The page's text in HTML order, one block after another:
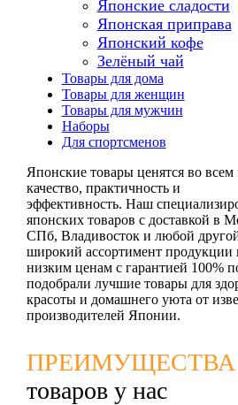
Японские сладости
Японская приправа
Японский кофе
Зелёный чай
Товары для дома
Товары для женщин
Товары для мужчин
Наборы
Для спортсменов
Японские товары ценятся во всем
качество, практичность и
эффективность. Наш
японских товаров с доставкой в
СПб, Владивосток и любой другой
широкий ассортимент продукции
низким ценам с гарантией 100%
подобрали лучшие товары для
красоты и домашнего уюта от
производителей Японии.
ПРЕИМУЩЕСТВА
товаров у нас